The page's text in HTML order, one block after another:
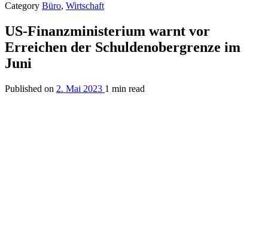
Category Büro, Wirtschaft
US-Finanzministerium warnt vor
Erreichen der Schuldenobergrenze im
Juni
Published on 2. Mai 2023 1 min read